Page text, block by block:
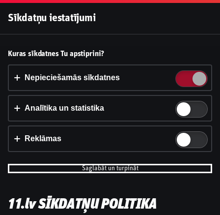
Vai pieņemt sīkdatnes?
Šī vietne izmanto 3 dažādu veidu sīkdatnes: obligāti
nepieciešamās, analītikas un statistikas, reklāmas.
Iestatījumi un informācija
Sīkdatņu iestatījumi
Kuras sīkdatnes Tu apstiprini?
Nepieciešamās sīkdatnes
Analītika un statistika
Reklāmas
Saglabāt un turpināt
11.lv SĪKDATŅU POLITIKA